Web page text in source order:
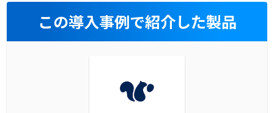
この導入事例で紹介した製品